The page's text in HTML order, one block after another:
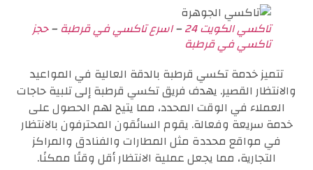
تاكسي الكويت 24 –اسرع تاكسي في قرطبة–حجز
تاكسي في قرطبة
تتميز خدمة تكسي قرطبة بالدقة العالية في المواعيد
والانتظار القصير. يهدف فريق تكسي قرطبة إلى تلبية حاجات
العملاء في الوقت المحدد، مما يتيح لهم الحصول على
خدمة سريعة وفعالة. يقوم السائقون المحترفون بالانتظار
في مواقع محددة مثل المطارات والفنادق والمراكز
التجارية، مما يجعل عملية الانتظار أقل وقتًا ممكنًا.